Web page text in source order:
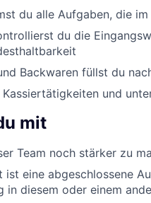
du alle Aufgaben, die
du die
Backwaren füllst du
und
mit
Team noch stärker zu
ist eine abgeschlossene
in diesem oder einem